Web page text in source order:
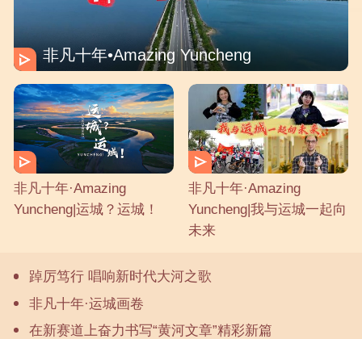
非凡十年•Amazing Yuncheng
非凡十年·Amazing
Yuncheng|运城？运城！
非凡十年·Amazing
Yuncheng|我与运城一起向
未来
踔厉笃行 唱响新时代大河之歌
非凡十年·运城画卷
在新赛道上奋力书写“黄河文章”精彩新篇